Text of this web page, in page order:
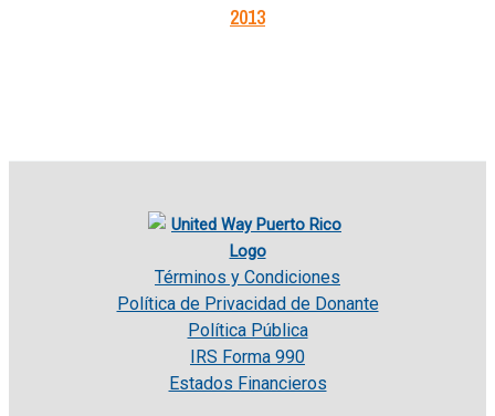
2013
Términos y Condiciones
Política de Privacidad de Donante
Política Pública
IRS Forma 990
Estados Financieros